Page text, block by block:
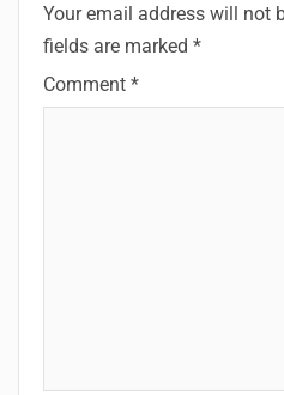
Your email address will not
fields are marked *
Comment *